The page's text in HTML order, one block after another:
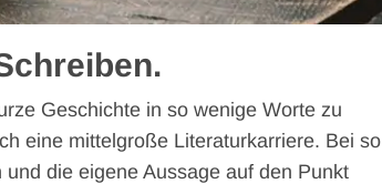
Geschichte in so wenige Worte zu
eine mittelgroße Literaturkarriere. Bei so
die eigene Aussage auf den Punkt